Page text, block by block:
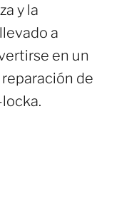
y la
a
en un
de